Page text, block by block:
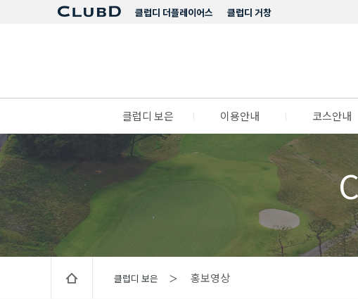
클럽디 거창
클럽디 더플레이어스
클럽디 보은 이용안내 코스안내
클럽디 보은 ＞ 홍보영상